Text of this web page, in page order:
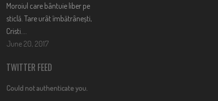
Moroiul care bântuie liber pe
sticlă. Tare urât îmbătrânești,
Cristi….
June 20, 2017
TWITTER FEED
Could not authenticate you.